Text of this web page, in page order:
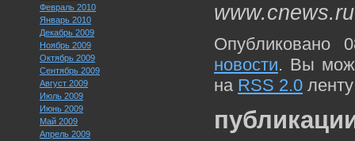
Февраль 2010
Январь 2010
Декабрь 2009
Ноябрь 2009
Октябрь 2009
Сентябрь 2009
Август 2009
Июль 2009
Июнь 2009
Май 2009
Апрель 2009
www.cnews.ru
Опубликовано
новости. Вы
на RSS 2.0